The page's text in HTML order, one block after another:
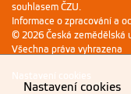
souhlasem ČZU.
Informace o zpracování a
© 2026 Česká zemědělská
Všechna práva vyhrazena
Nastavení cookies
Nastavení cookies